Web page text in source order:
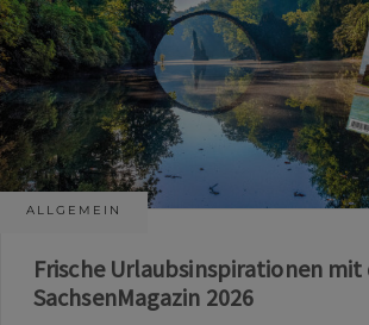
ALLGEMEIN
Frische Urlaubsinspirationen mit
SachsenMagazin 2026